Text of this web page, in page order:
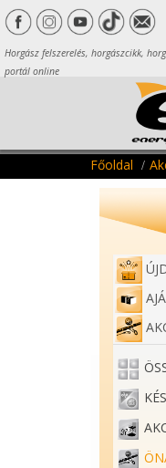
Horgász felszerelés, horgászcikk,
portál online
Főoldal